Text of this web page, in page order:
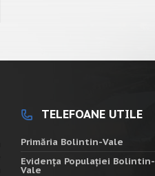
TELEFOANE UTILE
Primăria Bolintin-Vale
Evidența Populației Bolintin-
Vale